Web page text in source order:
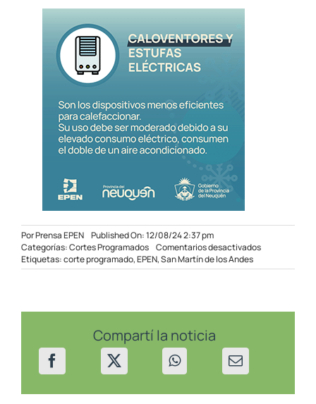
PorPrensa EPEN Published On: 12/08/24 2:37 pm
Categorías:Cortes Programados Comentarios desactivadosen
programado
Etiquetas:corte programado,EPEN,San Martín de los Andes
Compartí la noticia